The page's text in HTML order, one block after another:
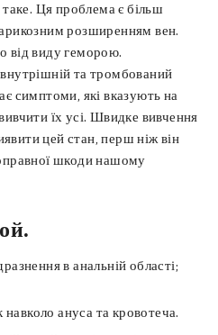
Ця проблема є більш
розширенням вен.
від виду геморою.
та тромбований
симптоми, які вказують на
їх усі. Швидке вивчення
цей стан, перш ніж він
шкоди нашому
в анальній області;
ануса та кровотеча.